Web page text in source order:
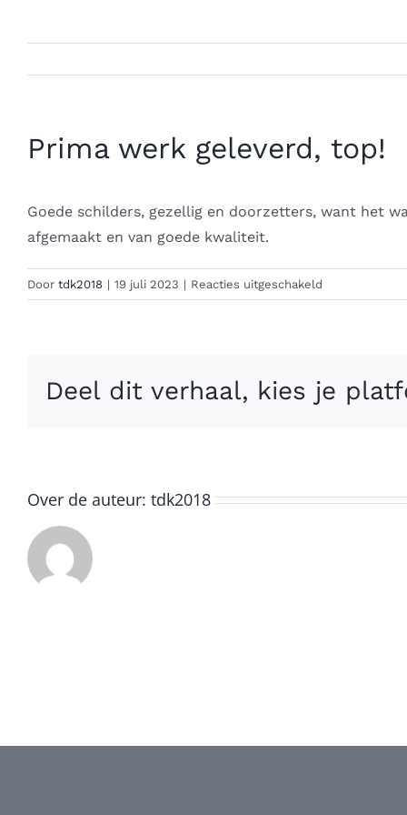
Prima werk geleverd, top!
Goede schilders, gezellig en doorzetters, want het
afgemaakt en van goede kwaliteit.
Door tdk2018 | 19 juli 2023 | Reacties uitgeschakeld
Prima
Deel dit verhaal, kies je
Over de auteur: tdk2018